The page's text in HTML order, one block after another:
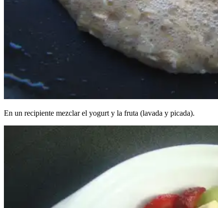
En un recipiente mezclar el yogurt y la fruta (lavada y picada).